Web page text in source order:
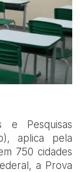
e Pesquisas
aplica pela
750 cidades
a Prova